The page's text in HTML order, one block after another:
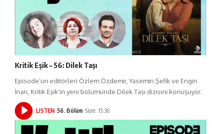
Kritik Eşik – 56: Dilek Taşı
Episode’un editörleri Özlem Özdemir, Yasemin Şefik ve Engin
İnan, Kritik Eşik'in yeni bölümünde Dilek Taşı dizisini konuşuyor.
LISTEN 56. Bölüm Süre: 15:36